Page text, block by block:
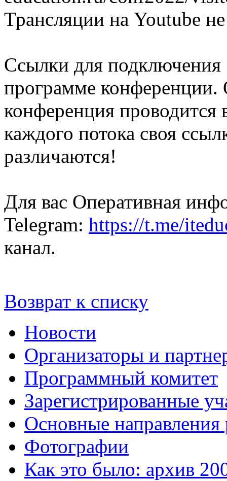
Трансляции на Youtube
Ссылки для
программе конференции.
конференция проводится
каждого потока своя
различаются!
Для вас Оперативная
Telegram: https://t.me/
канал.
Возврат к списку
Новости
Организаторы и
Программный комитет
Зарегистрированные
Основные направления
Фотографии
Как это было: архив